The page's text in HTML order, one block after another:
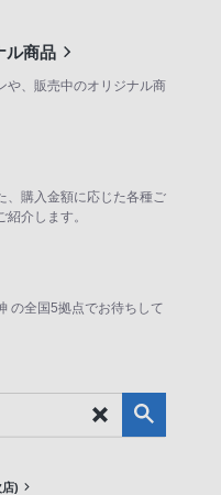
ル商品
や、販売中のオリジナル商
、購入金額に応じた各種ご
介します。
の全国5拠点でお待ちして
)